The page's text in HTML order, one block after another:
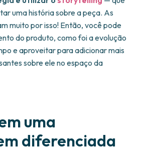
uma história sobre a peça. As
muito por isso! Então, você pode
do produto, como foi a evolução
e aproveitar para adicionar mais
sobre ele no espaço da
uma
diferenciada